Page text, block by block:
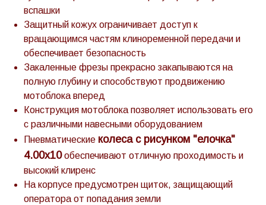
вспашки
Защитный кожух ограничивает доступ к
вращающимся частям клиноременной передачи и
обеспечивает безопасность
Закаленные фрезы прекрасно закапываются на
полную глубину и способствуют продвижению
мотоблока вперед
Конструкция мотоблока позволяет использовать его
с различными навесными оборудованием
Пневматические колеса с рисунком "елочка"
4.00х10обеспечивают отличную проходимость и
высокий клиренс
На корпусе предусмотрен щиток, защищающий
оператора от попадания земли